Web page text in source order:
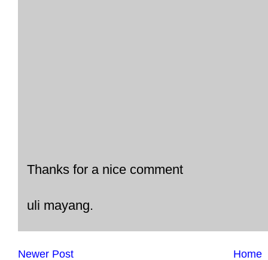
Thanks for a nice comment
uli mayang.
Newer Post
Home